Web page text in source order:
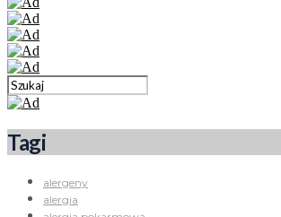
Tagi
alergeny
alergia